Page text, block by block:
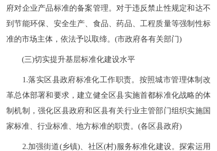
府对企业产品标准的备案管理。对于违反禁止性规定和达不
到节能环保、安全生产、食品、药品、工程质量等强制性标
准的市场主体，依法予以取缔。(市政府各有关部门)
(三)切实提升基层标准化建设水平
1.落实区县政府标准化工作职责。按照城市管理体制改
革总体部署和要求，建立健全区县实施首都标准化战略的体
制机制，强化区县政府和区县有关行业主管部门组织实施国
家标准、行业标准、地方标准的职责。(各区县政府)
2.加强街道(乡镇)、社区(村)服务标准化建设。探索运用